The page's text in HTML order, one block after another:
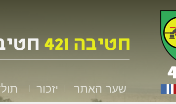
שער האתר יזכור